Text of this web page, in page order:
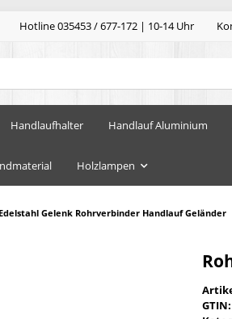
Hotline 035453 / 677-172 | 10-14 Uhr
Handlaufhalter Handlauf Aluminium
Holzlampen
Edelstahl Gelenk Rohrverbinder Handlauf Geländer
GTIN: